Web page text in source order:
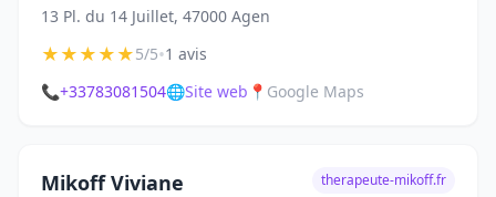
13 Pl. du 14 Juillet, 47000 Agen
★★★★★5/5•1 avis
📞+33783081504🌐Site web 📍 Google Maps
Mikoff Viviane therapeute-mikoff.fr